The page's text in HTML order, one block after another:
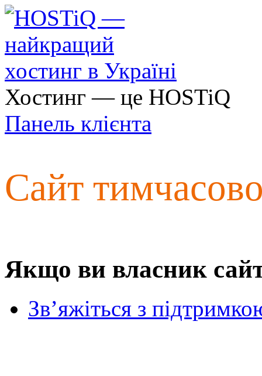
Хостинг — це HOSTiQ
Панель клієнта
Сайт
Якщо ви власник
Зв’яжіться з